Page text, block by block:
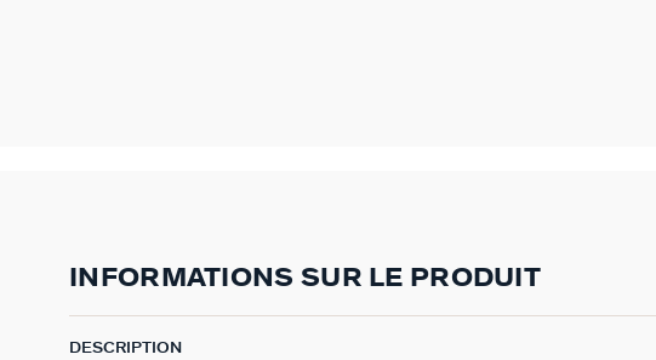
INFORMATIONS SUR LE PRODUIT
DESCRIPTION